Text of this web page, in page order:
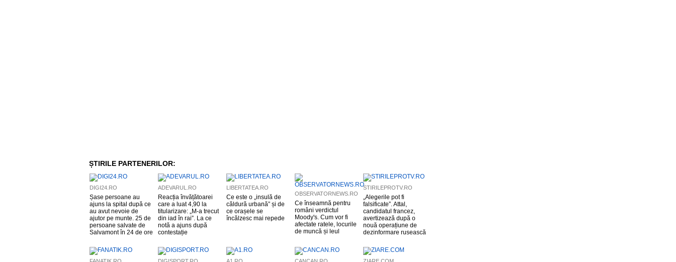
ȘTIRILE PARTENERILOR:
DIGI24.RO
Șase persoane au
ajuns la spital după ce
au avut nevoie de
ajutor pe munte. 25 de
persoane salvate de
Salvamont în 24 de ore
ADEVARUL.RO
Reacția învățătoarei
care a luat 4,90 la
titularizare: „M-a trecut
din iad în rai”. La ce
notă a ajuns după
contestație
LIBERTATEA.RO
Ce este o „insulă de
căldură urbană” și de
ce orașele se
încălzesc mai repede
OBSERVATORNEWS.RO
Ce înseamnă pentru
români verdictul
Moody's. Cum vor fi
afectate ratele, locurile
de muncă și leul
STIRILEPROTV.RO
„Alegerile pot fi
falsificate”. Attal,
candidatul francez,
avertizează după o
nouă operațiune de
dezinformare rusească